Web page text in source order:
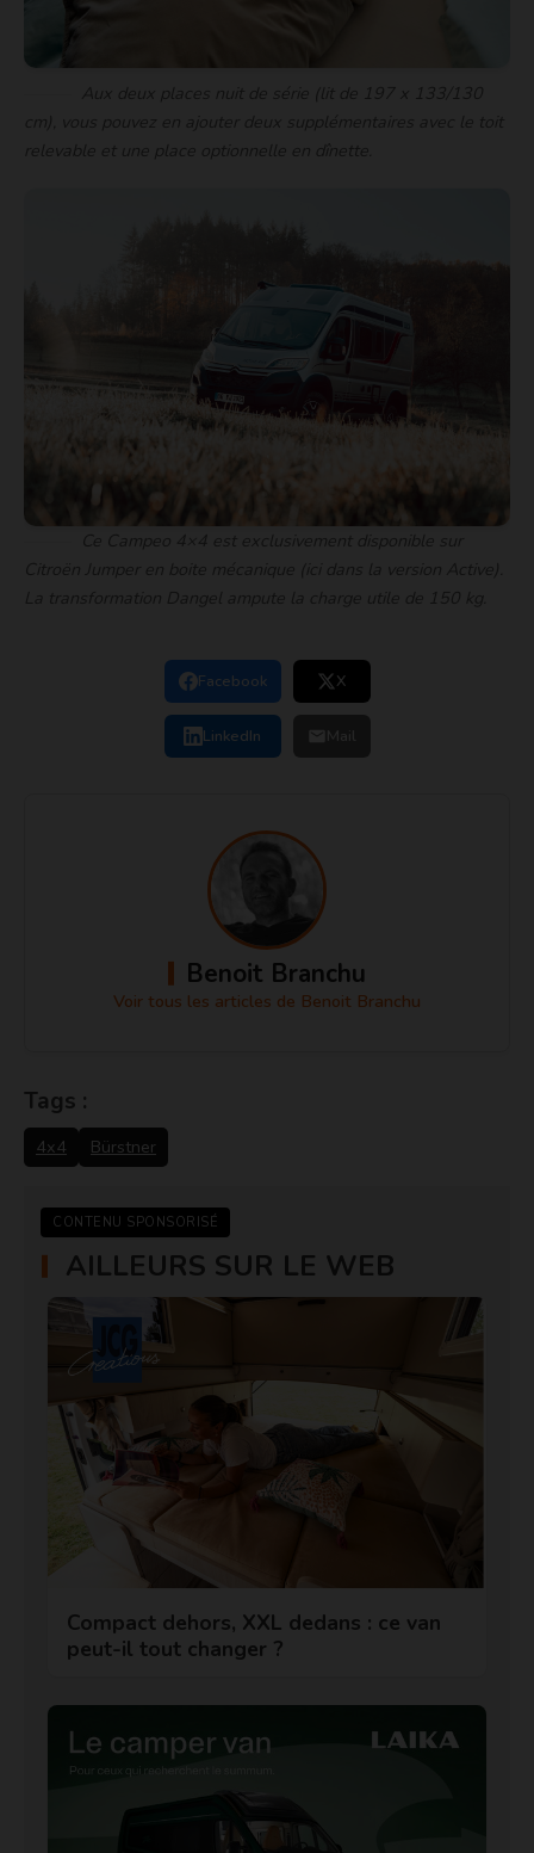
Facebook X
LinkedIn
Benoit Branchu
Voir tous les articles de Benoit Branchu
Tags :
4x4 Bürstner
CONTENU SPONSORISÉ
AILLEURS SUR LE WEB
Compact dehors, XXL dedans : ce van
peut-il tout changer ?